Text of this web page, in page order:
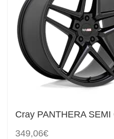
Cray PANTHERA
349,06€